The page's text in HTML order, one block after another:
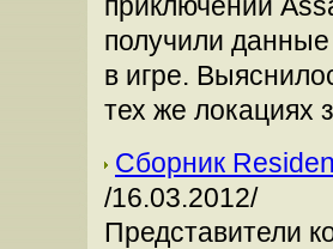
получили
в игре.
тех же локациях
Сборник
/16.03.2012/
Представители